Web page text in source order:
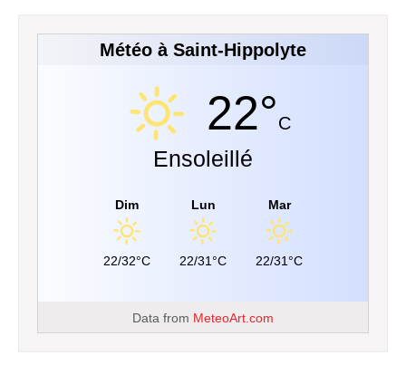
Météo à Saint-Hippolyte
22°C
Ensoleillé
Dim
22/32°C
Lun
22/31°C
Mar
22/31°C
Data from MeteoArt.com